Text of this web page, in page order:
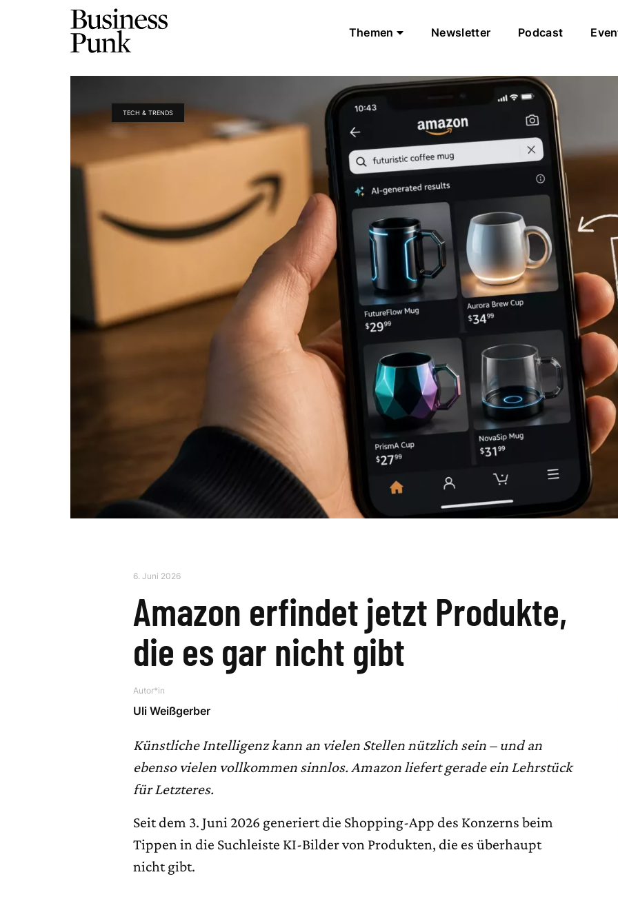
Themen Newsletter Podcast
TECH & TRENDS
6. Juni 2026
Amazon erfindet jetzt Produkte,
die es gar nicht gibt
Autor*in
Uli Weißgerber
Künstliche Intelligenz kann an vielen Stellen nützlich sein – und an
ebenso vielen vollkommen sinnlos. Amazon liefert gerade ein Lehrstück
für Letzteres.
Seit dem 3. Juni 2026 generiert die Shopping-App des Konzerns beim
Tippen in die Suchleiste KI-Bilder von Produkten, die es überhaupt
nicht gibt.